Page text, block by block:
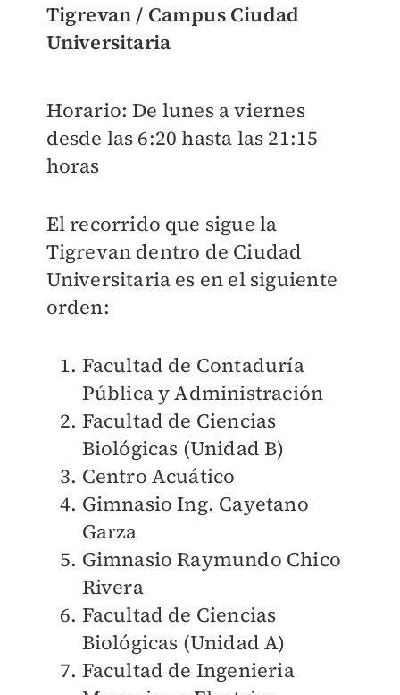
Tigrevan / Campus Ciudad
Universitaria
Horario: De lunes a viernes
desde las 6:20 hasta las 21:15
horas
El recorrido que sigue la
Tigrevan dentro de Ciudad
Universitaria es en el siguiente
orden:
Facultad de Contaduría
Pública y Administración
Facultad de Ciencias
Biológicas (Unidad B)
Centro Acuático
Gimnasio Ing. Cayetano
Garza
Gimnasio Raymundo Chico
Rivera
Facultad de Ciencias
Biológicas (Unidad A)
Facultad de Ingenieria